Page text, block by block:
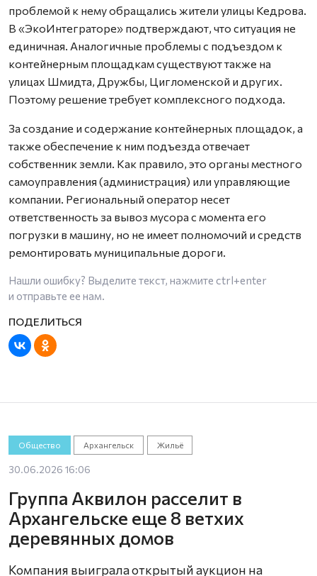
проблемой к нему обращались жители улицы Кедрова.
В «ЭкоИнтеграторе» подтверждают, что ситуация не
единичная. Аналогичные проблемы с подъездом к
контейнерным площадкам существуют также на
улицах Шмидта, Дружбы, Цигломенской и других.
Поэтому решение требует комплексного подхода.
За создание и содержание контейнерных площадок, а
также обеспечение к ним подъезда отвечает
собственник земли. Как правило, это органы местного
самоуправления (администрация) или управляющие
компании. Региональный оператор несет
ответственность за вывоз мусора с момента его
погрузки в машину, но не имеет полномочий и средств
ремонтировать муниципальные дороги.
Нашли ошибку? Выделите текст, нажмите ctrl+enter
и отправьте ее нам.
Общество Архангельск Жильё
30.06.2026 16:06
Группа Аквилон расселит в
Архангельске еще 8 ветхих
деревянных домов
Компания выиграла открытый аукцион на